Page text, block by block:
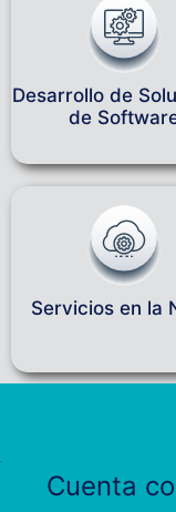
Desarrollo de
de
Servicios en la
Cuenta